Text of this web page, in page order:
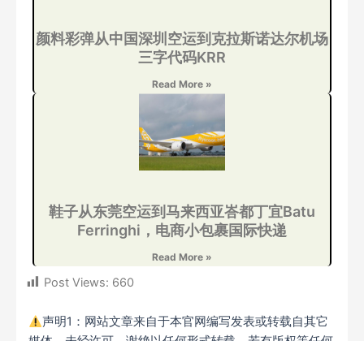
颜料彩弹从中国深圳空运到克拉斯诺达尔机场
三字代码KRR
Read More »
鞋子从东莞空运到马来西亚峇都丁宜Batu
Ferringhi，电商小包裹国际快递
Read More »
Post Views: 660
声明1：网站文章来自于本官网编写发表或转载自其它